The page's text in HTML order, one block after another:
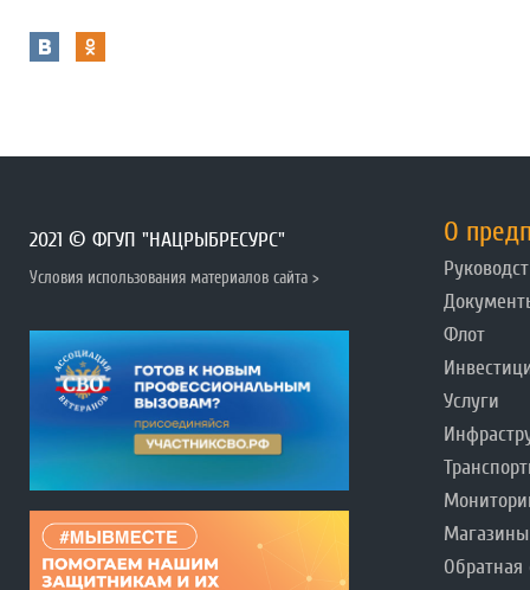
2021 © ФГУП "НАЦРЫБРЕСУРС"
Условия использования материалов сайта >
О
Флот
Услуги
Магазины
Обратная